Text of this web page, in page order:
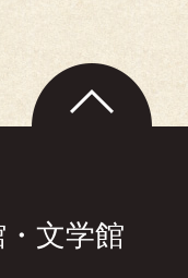
ペ
ー
ト
ッ
文学館